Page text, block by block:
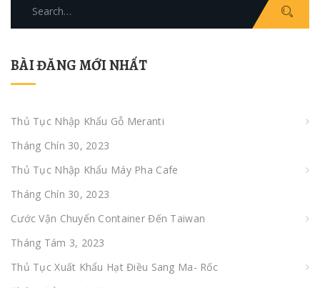
BÀI ĐĂNG MỚI NHẤT
Thủ Tục Nhập Khẩu Gỗ Meranti
Tháng Chín 30, 2023
Thủ Tục Nhập Khẩu Máy Pha Cafe
Tháng Chín 30, 2023
Cước Vận Chuyển Container Đến Taiwan
Tháng Tám 3, 2023
Thủ Tục Xuất Khẩu Hạt Điều Sang Ma- Rốc